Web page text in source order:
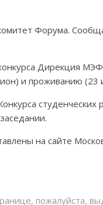
Форума.
Дирекция
и проживанию (23
студенческих
на сайте
пожалуйста,